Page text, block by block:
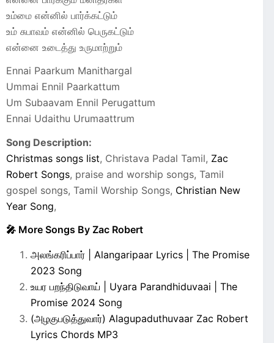
உம்மை என்னில் பார்க்கட்டும்
உம் சுபாவம் என்னில் பெருகட்டும்
என்னை உடைத்து உருமாற்றும்
Ennai Paarkum Manithargal
Ummai Ennil Paarkattum
Um Subaavam Ennil Perugattum
Ennai Udaithu Urumaattrum
Song Description:
Christmas songs list, Christava Padal Tamil, Zac
Robert Songs, praise and worship songs, Tamil
gospel songs, Tamil Worship Songs, Christian New
Year Song,
🎤 More Songs By Zac Robert
அலங்கரிப்பார் | Alangaripaar Lyrics | The Promise
2023 Song
உயர பறந்திடுவாய் | Uyara Parandhiduvaai | The
Promise 2024 Song
(அழகுபடுத்துவார்) Alagupaduthuvaar Zac Robert
Lyrics Chords MP3